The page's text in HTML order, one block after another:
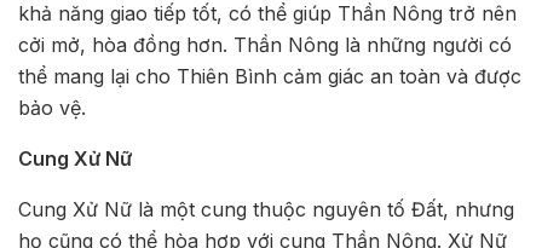
khả năng giao tiếp tốt, có thể giúp Thần Nông trở nên
cởi mở, hòa đồng hơn. Thần Nông là những người có
thể mang lại cho Thiên Bình cảm giác an toàn và được
bảo vệ.
Cung Xử Nữ
Cung Xử Nữ là một cung thuộc nguyên tố Đất, nhưng
họ cũng có thể hòa hợp với cung Thần Nông. Xử Nữ